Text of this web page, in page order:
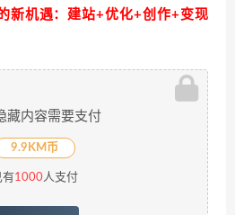
新机遇：建站+优化+创作+变现
藏内容需要支付
9.9KM币
有1000人支付